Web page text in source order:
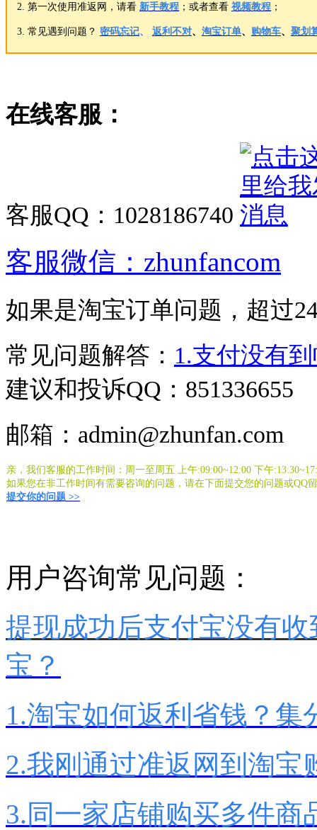
2. 第一次使用准返网，请看 新手教程 ；或者查看 视频教程 ；
3. 常见遇到问题？ 密码忘记、 返利不对、 淘宝订单、 购物车、 聚划
在线客服：
客服QQ： 1028186740
客服微信：zhunfancom
如果是淘宝订单问题，超过
常见问题解答： 1.支付没有
建议和投诉QQ：851336655
邮箱： admin@zhunfan.com
亲，我们客服的工作时间：周一至周五 上午:09:00~12:00 下午
如果您在非工作时间有需要咨询的问题，请在下面提交您的问题或QQ
提交你的问题 >>
用户咨询常见问题：
提现成功后支付宝没有收
宝？
1.淘宝如何返利省钱？集
2.我刚通过准返网到淘宝
3.同一家店铺购买多件